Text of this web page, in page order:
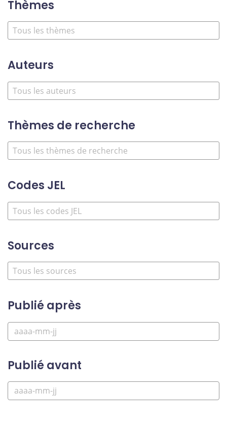
Thèmes
Auteurs
Thèmes de recherche
Codes JEL
Sources
Publié après
Publié avant